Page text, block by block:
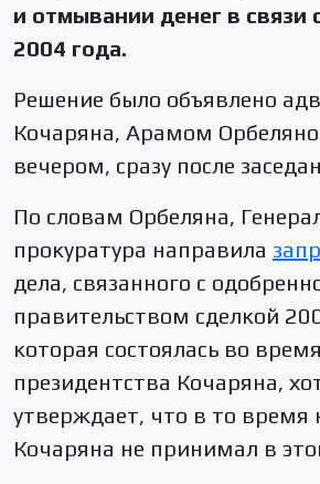
и отмывании денег в связи
2004 года.
Решение было объявлено
Кочаряна, Арамом
вечером, сразу после
По словам Орбеляна,
прокуратура направила
дела, связанного с
правительством сделкой
которая состоялась во время
президентства Кочаряна,
утверждает, что в то время
Кочаряна не принимал в